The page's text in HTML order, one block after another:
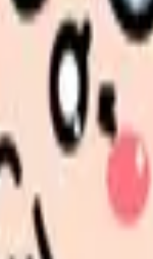
きか、少し休むべきかを一緒に整
い不安を分けて整理してみてくだ
るべき記事と相談先を出します。